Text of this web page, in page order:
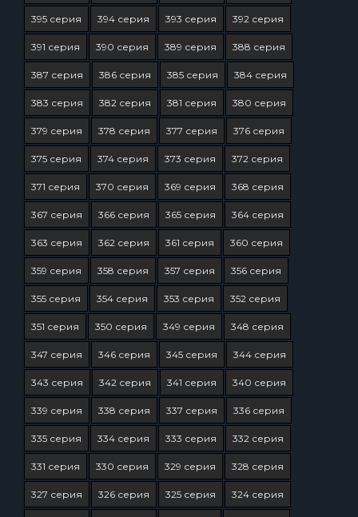
395 серия 394 серия 393 серия 392 серия
391 серия 390 серия 389 серия 388 серия
387 серия 386 серия 385 серия 384 серия
383 серия 382 серия 381 серия 380 серия
379 серия 378 серия 377 серия 376 серия
375 серия 374 серия 373 серия 372 серия
371 серия 370 серия 369 серия 368 серия
367 серия 366 серия 365 серия 364 серия
363 серия 362 серия 361 серия 360 серия
359 серия 358 серия 357 серия 356 серия
355 серия 354 серия 353 серия 352 серия
351 серия 350 серия 349 серия 348 серия
347 серия 346 серия 345 серия 344 серия
343 серия 342 серия 341 серия 340 серия
339 серия 338 серия 337 серия 336 серия
335 серия 334 серия 333 серия 332 серия
331 серия 330 серия 329 серия 328 серия
327 серия 326 серия 325 серия 324 серия